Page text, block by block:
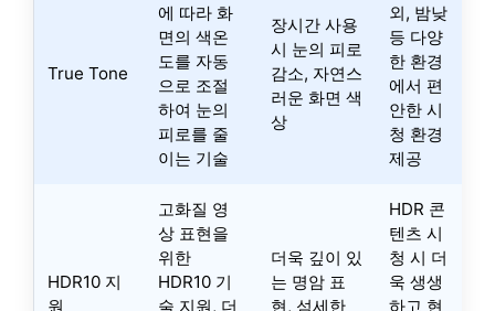
True Tone
에 따라 화
면의 색온
도를 자동
으로 조절
하여 눈의
피로를 줄
이는 기술
장시간 사용
시 눈의 피로
감소, 자연스
러운 화면 색
상
외, 밤낮
등 다양
한 환경
에서 편
안한 시
청 환경
제공
HDR10 지
원
고화질 영
상 표현을
위한
HDR10 기
술 지원, 더
더욱 깊이 있
는 명암 표
현, 섬세한
HDR 콘
텐츠 시
청 시 더
욱 생생
하고 현